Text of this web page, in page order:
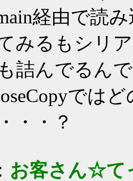
経由で読
みるもシリ
詰んでるん
では
・・？
お客さん☆て